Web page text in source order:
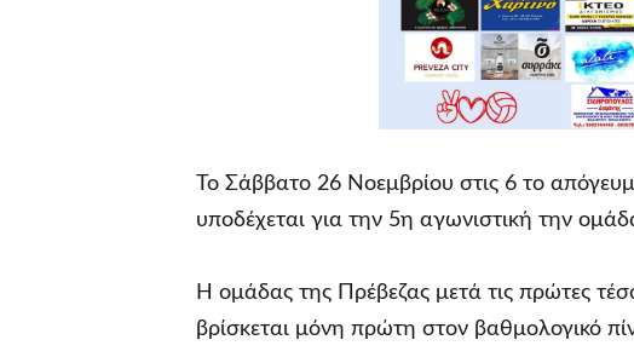
Το Σάββατο 26 Νοεμβρίου στις 6 το
υποδέχεται για την 5η αγωνιστική την
Η ομάδας της Πρέβεζας μετά τις πρώτες
βρίσκεται μόνη πρώτη στον βαθμολογικό